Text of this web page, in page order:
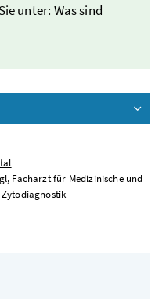
unter: Was sind
Facharzt für Medizinische und